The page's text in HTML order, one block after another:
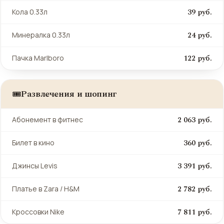
Кола 0.33л 39 руб.
Минералка 0.33л 24 руб.
Пачка Marlboro 122 руб.
🎟️Развлечения и шопинг
Абонемент в фитнес 2 063 руб.
Билет в кино 360 руб.
Джинсы Levis 3 391 руб.
Платье в Zara / H&M 2 782 руб.
Кроссовки Nike 7 811 руб.